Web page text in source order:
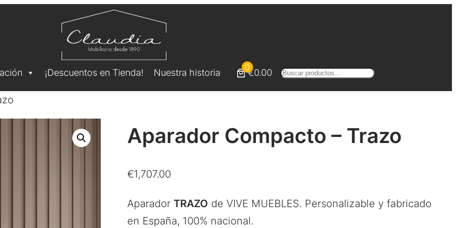
¡Descuentos en Tienda! Nuestra historia
0
€0.00
Buscar
Aparador Compacto – Trazo
€1,707.00
Aparador TRAZO de VIVE MUEBLES. Personalizable y fabricado
en España, 100% nacional.